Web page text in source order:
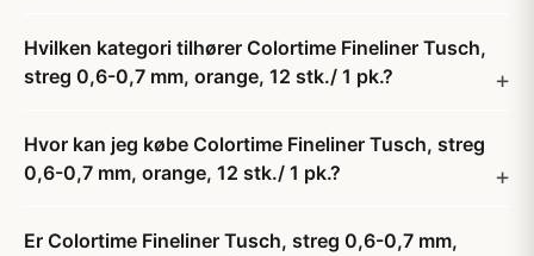
Hvilken kategori tilhører Colortime Fineliner Tusch,
streg 0,6-0,7 mm, orange, 12 stk./ 1 pk.?
Hvor kan jeg købe Colortime Fineliner Tusch, streg
0,6-0,7 mm, orange, 12 stk./ 1 pk.?
Er Colortime Fineliner Tusch, streg 0,6-0,7 mm,